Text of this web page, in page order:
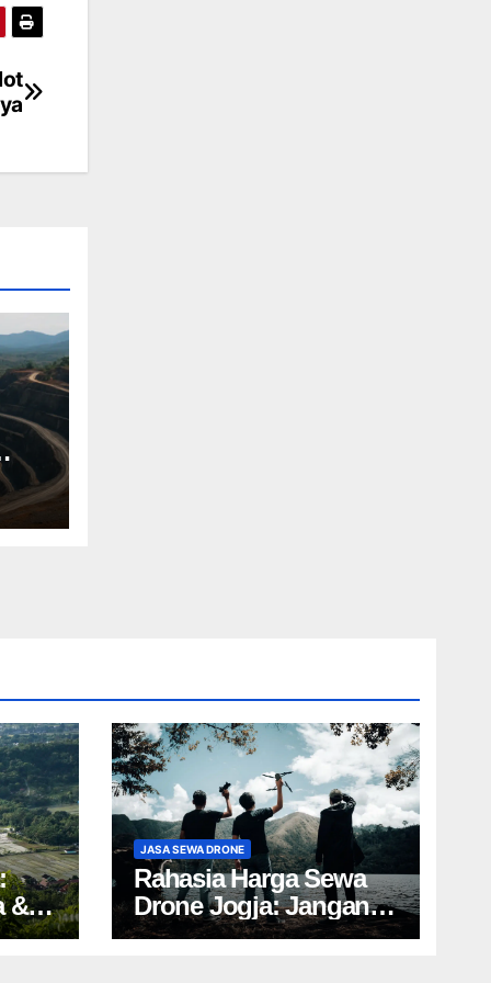
&
JASA SEWA DRONE
Rahasia Harga Sewa
Drone Jogja: Jangan
Salah Pilih, Rugi!